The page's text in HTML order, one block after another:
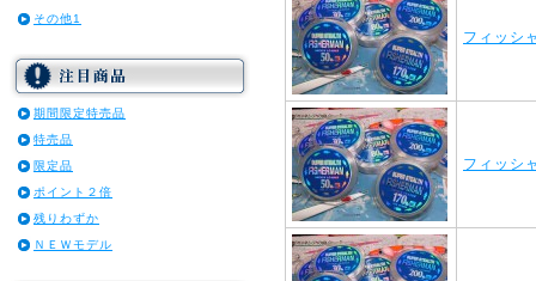
その他1
期間限定特売品
特売品
限定品
ポイント２倍
残りわずか
ＮＥＷモデル
フィッシ
フィッシ